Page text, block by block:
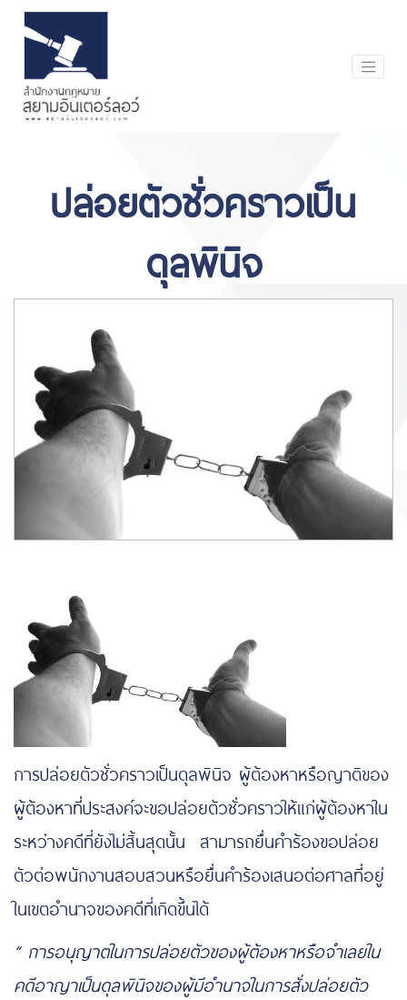
ปล่อยตัวชั่วคราวเป็น
ดุลพินิจ
การปล่อยตัวชั่วคราวเป็นดุลพินิจ ผู้ต้องหาหรือญาติของ
ผู้ต้องหาที่ประสงค์จะขอปล่อยตัวชั่วคราวให้แก่ผู้ต้องหาใน
ระหว่างคดีที่ยังไม่สิ้นสุดนั้น สามารถยื่นคำร้องขอปล่อย
ตัวต่อพนักงานสอบสวนหรือยื่นคำร้องเสนอต่อศาลที่อยู่
ในเขตอำนาจของคดีที่เกิดขึ้นได้
“ การอนุญาตในการปล่อยตัวของผู้ต้องหาหรือจำเลยใน
คดีอาญาเป็นดุลพินิจของผู้มีอำนาจในการสั่งปล่อยตัว